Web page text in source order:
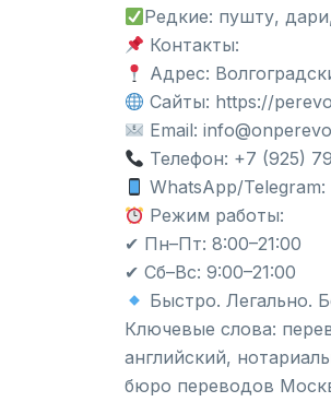
Редкие: пушту,
Контакты:
Адрес:
Сайты: https://
Email:
Телефон: +7 (925)
WhatsApp/
Режим работы:
✔ Пн–Пт: 8:00–21:00
✔ Сб–Вс: 9:00–21:00
Быстро. Легально.
Ключевые слова:
английский,
бюро переводов